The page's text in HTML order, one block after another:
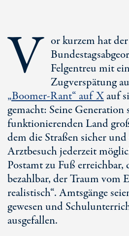
V or kurzem hat
Felgentreu mit
Zugverspätung
„Boomer-Rant“ auf Xauf
gemacht: Seine Generation
funktionierenden Land
dem die Straßen sicher
Arztbesuch jederzeit
Postamt zu Fuß
bezahlbar, der Traum vom
realistisch“. Amtsgänge
gewesen und
ausgefallen.